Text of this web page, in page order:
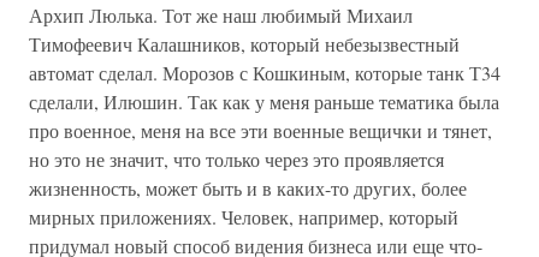
Архип Люлька. Тот же наш любимый Михаил
Тимофеевич Калашников, который небезызвестный
автомат сделал. Морозов с Кошкиным, которые танк Т34
сделали, Илюшин. Так как у меня раньше тематика была
про военное, меня на все эти военные вещички и тянет,
но это не значит, что только через это проявляется
жизненность, может быть и в каких-то других, более
мирных приложениях. Человек, например, который
придумал новый способ видения бизнеса или еще что-